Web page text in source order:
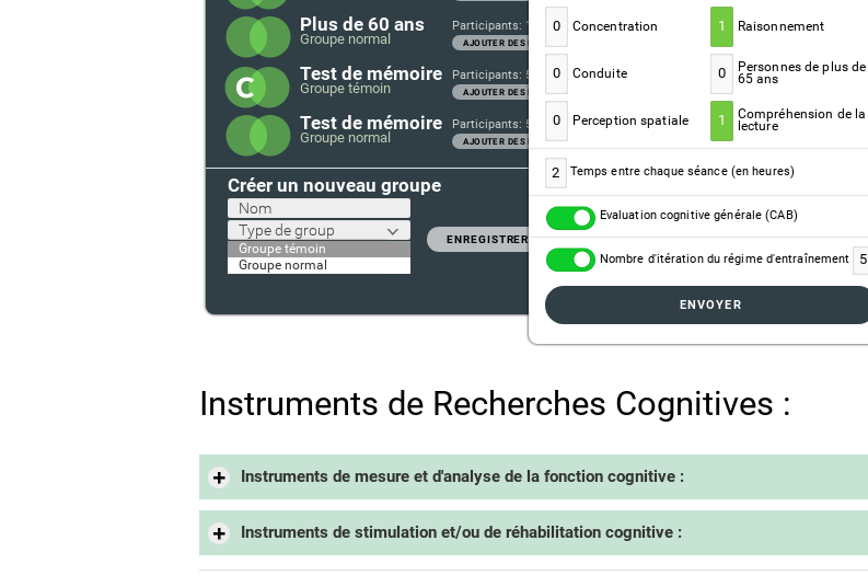
Plus de 60 ans
Groupe normal
Participants: 11
AJOUTER DES PARTICIPANTS
Test de mémoire
Groupe témoin
Participants: 5
AJOUTER DES PARTICIPANTS
Test de mémoire
Groupe normal
Participants: 5
AJOUTER DES PARTICIPANTS
Créer un nouveau groupe
Nom
Type de group
Groupe témoin
Groupe normal
ENREGISTRER
0 Concentration 1 Raisonnement
0 Conduite 0 Personnes de plus de
65 ans
0 Perception spatiale 1 Compréhension de la
lecture
2 Temps entre chaque séance (en heures)
Evaluation cognitive générale (CAB)
Nombre d'itération du régime d'entraînement 5
ENVOYER
Instruments de Recherches Cognitives :
Instruments de mesure et d'analyse de la fonction cognitive :
Instruments de stimulation et/ou de réhabilitation cognitive :